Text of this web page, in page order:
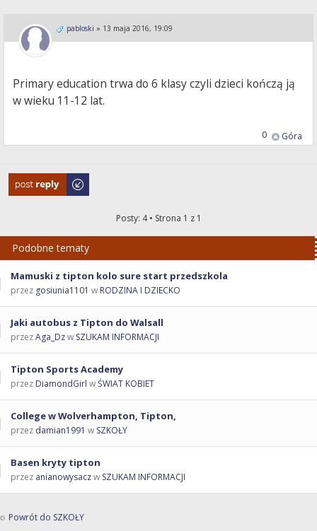
pabloski » 13 maja 2016, 19:09
Primary education trwa do 6 klasy czyli dzieci kończą ją
w wieku 11-12 lat.
Góra
0
Odpowiedz
Posty: 4 • Strona 1 z 1
Podobne tematy
Mamuski z tipton kolo sure start przedszkola
przez gosiunia1101 w RODZINA I DZIECKO
Jaki autobus z Tipton do Walsall
przezAga_Dzw SZUKAM INFORMACJI
Tipton Sports Academy
przez DiamondGirl wŚWIAT KOBIET
College w Wolverhampton, Tipton,
przez damian1991 w SZKOŁY
Basen kryty tipton
przez anianowysaczw SZUKAM INFORMACJI
Powrót do SZKOŁY